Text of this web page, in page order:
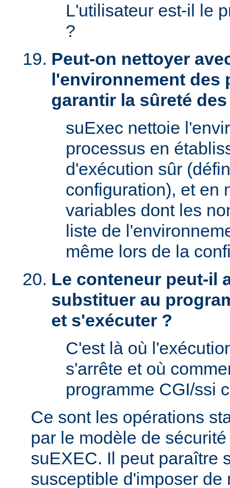
L'utilisateur est-il le
?
Peut-on nettoyer
l'environnement des
garantir la sûreté
suExec nettoie
processus en
d'exécution sûr
configuration), et en
variables dont les
liste de
même lors de la
Le conteneur peut-il
substituer au
et s'exécuter ?
C'est là où
s'arrête et où
programme CGI/ssi
Ce sont les opérations
par le modèle de
suEXEC. Il peut paraître
susceptible d'imposer